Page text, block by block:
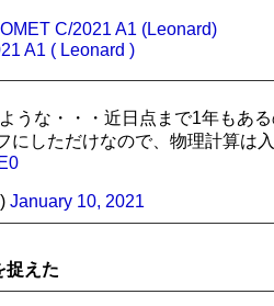
C/2021 A1 (Leonard)
A1 ( Leonard )
うな・・・近日点まで1年もあ
にしただけなので、物理計算は入
January 10, 2021
捉えた